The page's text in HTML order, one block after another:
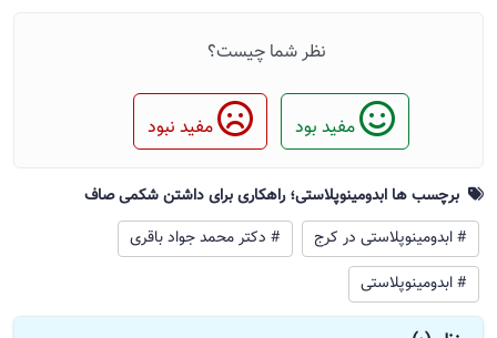
نظر شما چیست؟
مفید بود مفید نبود
برچسب ها ابدومینوپلاستی؛ راهکاری برای داشتن شکمی صاف
# ابدومینوپلاستی در کرج
# دکتر محمد جواد باقری
# ابدومینوپلاستی